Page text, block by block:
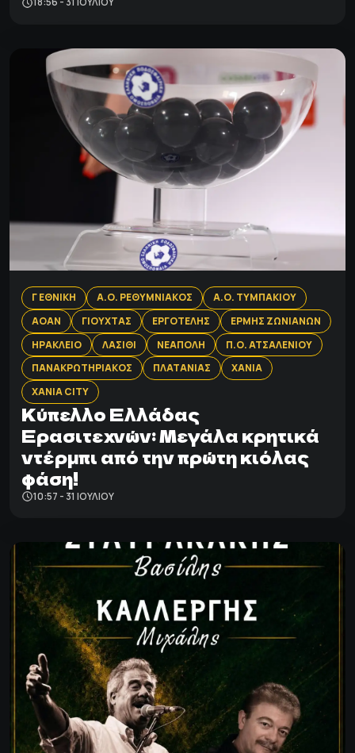
Γ ΕΘΝΙΚΗ Α.Ο. ΡΕΘΥΜΝΙΑΚΟΣ
Α.Ο. ΤΥΜΠΑΚΙΟΥ
ΑΟΑΝ
ΓΙΟΥΧΤΑΣ ΕΡΓΟΤΕΛΗΣ
ΕΡΜΗΣ ΖΩΝΙΑΝΩΝ
ΗΡΑΚΛΕΙΟ
ΛΑΣΙΘΙ ΝΕΑΠΟΛΗ
Π.Ο. ΑΤΣΑΛΕΝΙΟΥ
ΠΑΝΑΚΡΩΤΗΡΙΑΚΟΣ
ΠΛΑΤΑΝΙΑΣ
ΧΑΝΙΑ
ΧΑΝΙΑ CITY
Κύπελλο Ελλάδας
Ερασιτεχνών: Μεγάλα κρητικά
ντέρμπι από την πρώτη κιόλας
φάση!
10:57 - 31 ΙΟΥΛΊΟΥ